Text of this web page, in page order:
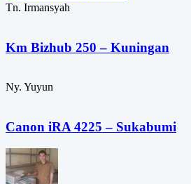
Tn. Irmansyah
Km Bizhub 250 – Kuningan
Ny. Yuyun
Canon iRA 4225 – Sukabumi